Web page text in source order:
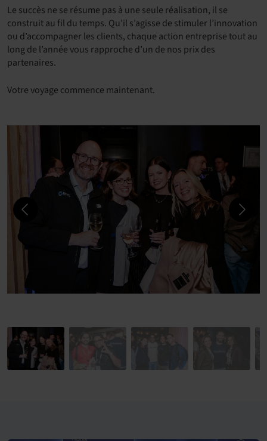
Le succès ne se résume pas à une seule réalisation, il se
construit au fil du temps. Qu’il s’agisse de stimuler l’innovation
ou d’accompagner les clients, chaque action entreprise tout au
long de l’année vous rapproche d’un de nos prix des
partenaires.
Votre voyage commence maintenant.